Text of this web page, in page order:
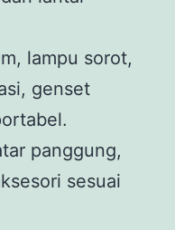
lampu sorot,
genset
panggung,
sesuai